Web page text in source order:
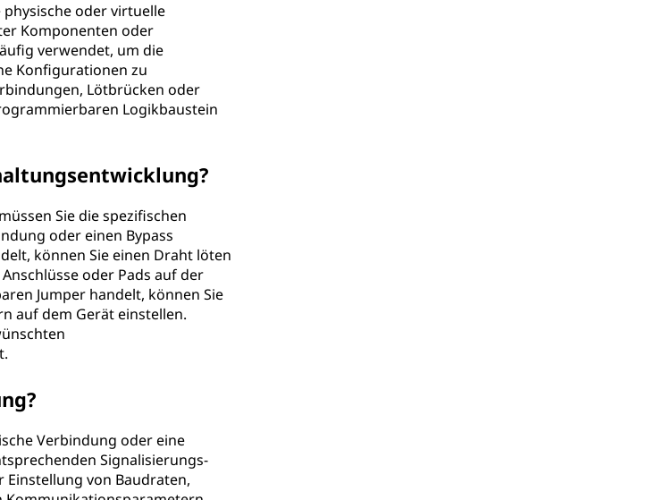
oder virtuelle
Komponenten oder
verwendet, um die
Konfigurationen zu
Lötbrücken oder
Logikbaustein
Sie die spezifischen
oder einen Bypass
können Sie einen Draht löten
oder Pads auf der
Jumper handelt, können Sie
auf dem Gerät einstellen.
Verbindung oder eine
Signalisierungs-
von Baudraten,